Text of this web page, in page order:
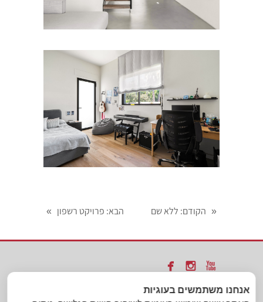
« הקודם: ללא שם הבא: פרויקט רשפון »
  
כל הזכויות שמורות
אנחנו משתמשים בעוגיות